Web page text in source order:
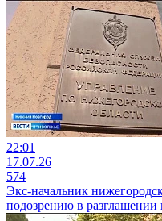
22:01
17.07.26
574
Экс-начальник
подозрению в разглашении